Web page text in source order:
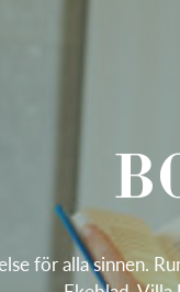
för alla sinnen.